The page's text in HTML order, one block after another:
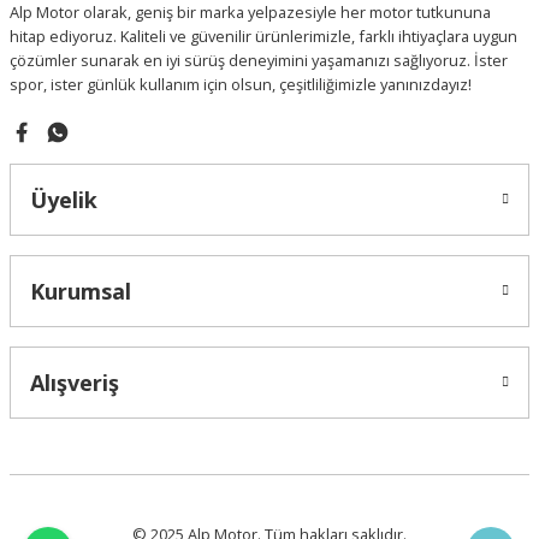
Bu ürüne benzer farklı alternatifler olmalı.
Gönder
Alp Motor olarak, geniş bir marka yelpazesiyle her motor tutkununa
hitap ediyoruz. Kaliteli ve güvenilir ürünlerimizle, farklı ihtiyaçlara uygun
çözümler sunarak en iyi sürüş deneyimini yaşamanızı sağlıyoruz. İster
spor, ister günlük kullanım için olsun, çeşitliliğimizle yanınızdayız!
Üyelik
Kurumsal
Alışveriş
© 2025 Alp Motor. Tüm hakları saklıdır.